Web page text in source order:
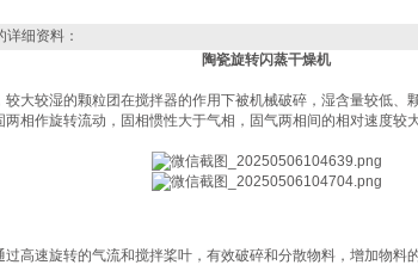
详细资料：
陶瓷旋转闪蒸干燥机
较大较湿的颗粒团在搅拌器的作用下被机械破碎，湿含量较低、
相作旋转流动，固相惯性大于气相，固气两相间的相对速度较
高速旋转的气流和搅拌桨叶，有效破碎和分散物料，增加物料